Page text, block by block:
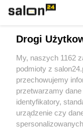
Sport
Społeczeństwo
Kultura
Drogi
My, naszych 1162
podmioty z
przechowujemy
przetwarzamy
identyfikatory,
urządzenie czy